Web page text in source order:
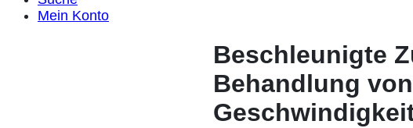
Mein Konto
Beschleunigte
Behandlung